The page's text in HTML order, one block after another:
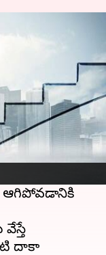
ఆనందం
అడుగు
వేస్తే
దాకా